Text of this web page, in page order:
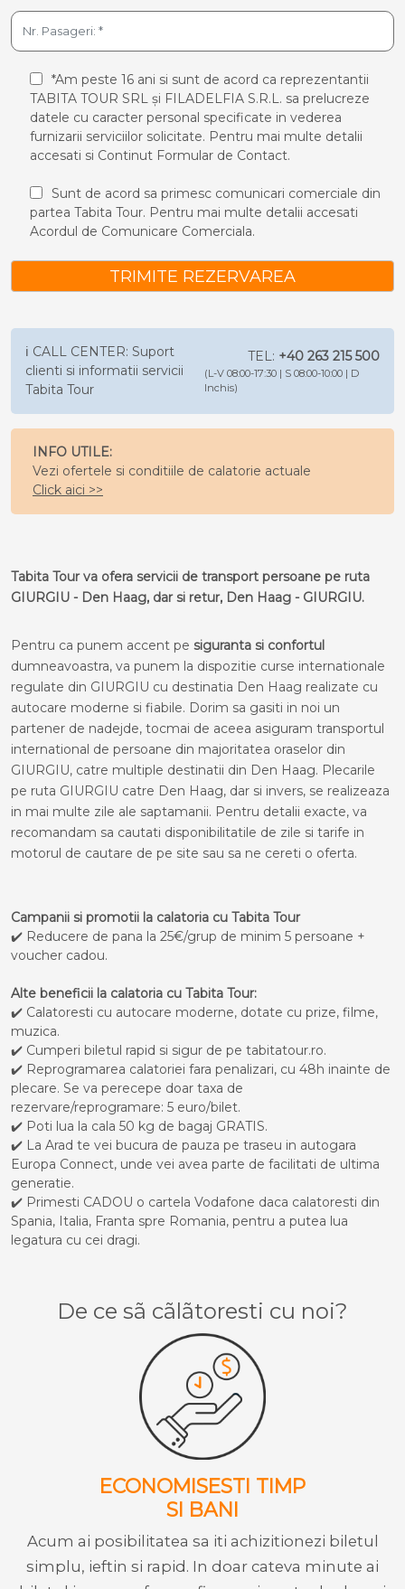
*Am peste 16 ani si sunt de acord ca reprezentantii
TABITA TOUR SRL și FILADELFIA S.R.L. sa prelucreze
datele cu caracter personal specificate in vederea
furnizarii serviciilor solicitate. Pentru mai multe detalii
accesati si Continut Formular de Contact.
Sunt de acord sa primesc comunicari comerciale din
partea Tabita Tour. Pentru mai multe detalii accesati
Acordul de Comunicare Comerciala.
TRIMITE REZERVAREA
ℹ️ CALL CENTER: Suport
clienti si informatii servicii
Tabita Tour
TEL: +40 263 215 500
(L-V 08:00-17:30 | S 08:00-10:00 | D
Inchis)
INFO UTILE:
Vezi ofertele si conditiile de calatorie actuale
Click aici >>
Tabita Tour va ofera servicii de transport persoane pe ruta
GIURGIU - Den Haag, dar si retur, Den Haag - GIURGIU.
Pentru ca punem accent pe siguranta si confortul
dumneavoastra, va punem la dispozitie curse internationale
regulate din GIURGIU cu destinatia Den Haag realizate cu
autocare moderne si fiabile. Dorim sa gasiti in noi un
partener de nadejde, tocmai de aceea asiguram transportul
international de persoane din majoritatea oraselor din
GIURGIU, catre multiple destinatii din Den Haag. Plecarile
pe ruta GIURGIU catre Den Haag, dar si invers, se realizeaza
in mai multe zile ale saptamanii. Pentru detalii exacte, va
recomandam sa cautati disponibilitatile de zile si tarife in
motorul de cautare de pe site sau sa ne cereti o oferta.
Campanii si promotii la calatoria cu Tabita Tour
✔️ Reducere de pana la 25€/grup de minim 5 persoane +
voucher cadou.
Alte beneficii la calatoria cu Tabita Tour:
✔️ Calatoresti cu autocare moderne, dotate cu prize, filme,
muzica.
✔️ Cumperi biletul rapid si sigur de pe tabitatour.ro.
✔️ Reprogramarea calatoriei fara penalizari, cu 48h inainte de
plecare. Se va perecepe doar taxa de
rezervare/reprogramare: 5 euro/bilet.
✔️ Poti lua la cala 50 kg de bagaj GRATIS.
✔️ La Arad te vei bucura de pauza pe traseu in autogara
Europa Connect, unde vei avea parte de facilitati de ultima
generatie.
✔️ Primesti CADOU o cartela Vodafone daca calatoresti din
Spania, Italia, Franta spre Romania, pentru a putea lua
legatura cu cei dragi.
De ce sã cãlãtoresti cu noi?
ECONOMISESTI TIMP
SI BANI
Acum ai posibilitatea sa iti achizitionezi biletul
simplu, ieftin si rapid. In doar cateva minute ai